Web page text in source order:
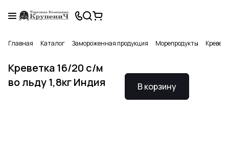
Главная Каталог Замороженная продукция Морепродукты
Креветка 16/20 с/м
во льду 1,8кг Индия
В корзину